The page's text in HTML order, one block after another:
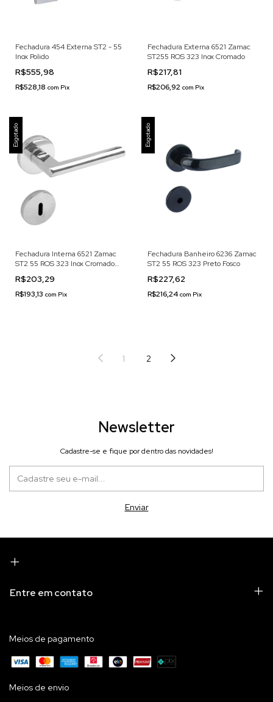
Fechadura 454 Externa ST2 - 55
Inox Polido
R$555,98
R$528,18 com Pix
Fechadura Externa 6521 Zamac
ST255 ROS 323 Inox Cromado
R$217,81
R$206,92 com Pix
Esgotado
Fechadura Interna 6521 Zamac
ST2 55 ROS 323 Inox Cromado
R$203,29
R$193,13 com Pix
Esgotado
Fechadura Banheiro 6236 Zamac
ST2 55 ROS 323 Preto Fosco
R$227,62
R$216,24 com Pix
1 2
Newsletter
Cadastre-se e fique por dentro das novidades!
Entre em contato
Meios de pagamento
Meios de envio